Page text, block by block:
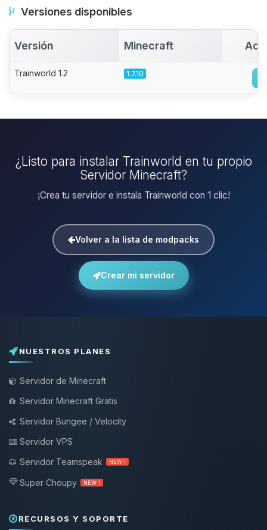
Versiones disponibles
Versión Minecraft
Trainworld 1.2 1.7.10
¿Listo para instalar Trainworld en tu propio
Servidor Minecraft?
¡Crea tu servidor e instala Trainworld con 1 clic!
Volver a la lista de modpacks
Crear mi servidor
NUESTROS PLANES
Servidor de Minecraft
Servidor Minecraft Gratis
Servidor Bungee / Velocity
Servidor VPS
Servidor Teamspeak
NEW !
Super Choupy NEW !
RECURSOS Y SOPORTE